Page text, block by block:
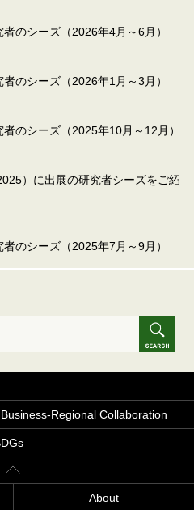
のシーズ（2026年4月～6月）
のシーズ（2026年1月～3月）
のシーズ（2025年10月～12月）
）に出展の研究者シーズをご紹
のシーズ（2025年7月～9月）
Regional Collaboration
About